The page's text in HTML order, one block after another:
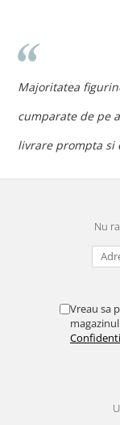
Majoritatea
cumparate de pe
livrare prompta si
Nu
Vreau sa